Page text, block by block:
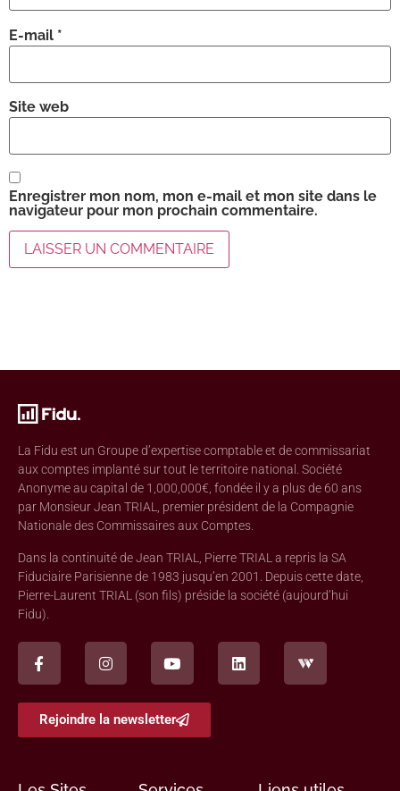
E-mail *
Site web
Enregistrer mon nom, mon e-mail et mon site dans le
navigateur pour mon prochain commentaire.
La Fidu est un Groupe d’expertise comptable et de commissariat
aux comptes implanté sur tout le territoire national. Société
Anonyme au capital de 1,000,000€, fondée il y a plus de 60 ans
par Monsieur Jean TRIAL, premier président de la Compagnie
Nationale des Commissaires aux Comptes.
Dans la continuité de Jean TRIAL, Pierre TRIAL a repris la SA
Fiduciaire Parisienne de 1983 jusqu’en 2001. Depuis cette date,
Pierre-Laurent TRIAL (son fils) préside la société (aujourd’hui
Fidu).
Rejoindre la newsletter